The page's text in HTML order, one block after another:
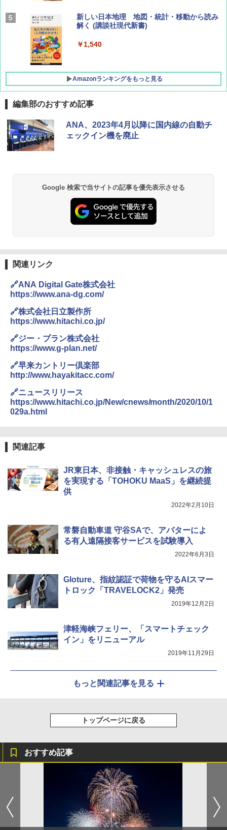
BE-PAL(ビ-パル) 2026年 9 月号【特別付録:
SOTO ミニマル"旅"財布 ランダム2種】
￥1,500
新しい日本地理 地図・統計・移動から読み
解く (講談社現代新書)
￥1,540
Amazonランキングをもっと見る
[キャンパーズコレクション 山善] ポップアッ
プテント 傘みたいに広げて畳める パッとサ
ッとサンシェード キューブ フルクローズ メ
￥6,832
PYKES PEAK (パイクスピーク) 着替えテン
ト プライバシー テント 【中が透けない】 1
人用 折りたたみ 防災グッズ 災害用トイレ ビ
易 トイレテント (オリーブ)
ENDLESS BASE 《めざましテレビで紹介》
テント ワンタッチ RENEW 幅200 2-3人用 43
￥5,499
[キャンパーズコレクション 山善] 傘みたいに
ーティング フルクローズ メッシュ 3-4人用
簡単設置 ポップアップテント エクルベージ
￥8,991
￥20,718
BUNDOK(バンドック)ソロ ドーム 1 EX BDK
-08EX カーキ ソロキャンプ ポリエステル フ
レーム テント
GRANDOOR ステンレス保冷剤 2個セット 2
コンパクト 保冷力長持ち
￥6,459
ポインターライト 強力 小型 緑色/赤色/青紫色
USB充電式 高精度 超長距離照射 長時間使用
可能 安全ロック付き 高安全性 金属製耐久 コ
ンパクト多機能設計 持ち運び便利 アウトド
￥1,180
電動エアーポンプ SUP用 20PSI 電動ポンプ
編集部のおすすめ記事
ANA、2023年4月以降に国内線の自動チ
ェックイン機を廃止
Google 検索で当サイトの記事を優先表示させる
関連リンク
🔗ANA Digital Gate株式会社
https://www.ana-dg.com/
🔗株式会社日立製作所
https://www.hitachi.co.jp/
🔗ジー・プラン株式会社
https://www.g-plan.net/
🔗早来カントリー倶楽部
http://www.hayakitacc.com/
🔗ニュースリリース
https://www.hitachi.co.jp/New/cnews/month/2020/10/1
029a.html
関連記事
JR東日本、非接触・キャッシュレスの旅
を実現する「TOHOKU MaaS」を継続提
供
2022年2月10日
常磐自動車道 守谷SAで、アバターによ
る有人遠隔接客サービスを試験導入
2022年6月3日
Gloture、指紋認証で荷物を守るAIスマー
トロック「TRAVELOCK2」発売
2019年12月2日
津軽海峡フェリー、「スマートチェック
イン」をリニューアル
2019年11月29日
もっと関連記事を見る
トップページに戻る
おすすめ記事